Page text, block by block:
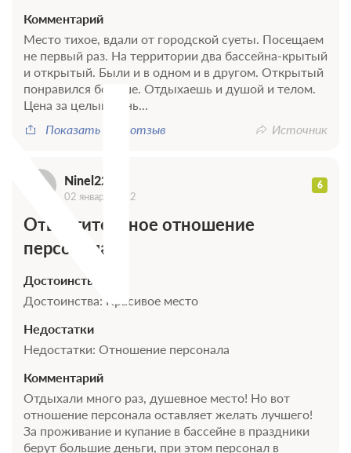
0 фото
Стандартный 1 местный корпус 2
Санаторно-курортное лечение
Трехразовое питание (диетическое)
Требуется предоплата
Трехразовое питание
Требуется предоплата
Комментарий
Место тихое, вдали от городской суеты. Посещаем
не первый раз. На территории два бассейна-крытый
и открытый. Были и в одном и в другом. Открытый
понравился больше. Отдыхаешь и душой и телом.
Цена за целый день...
Показать весь отзыв
Источник
Ninel2202 6
02 января 2022
Отвратительное отношение
персонала
Достоинства
Достоинства: Красивое место
Недостатки
Недостатки: Отношение персонала
Комментарий
Отдыхали много раз, душевное место! Но вот
отношение персонала оставляет желать лучшего!
За проживание и купание в бассейне в праздники
берут большие деньги, при этом персонал в